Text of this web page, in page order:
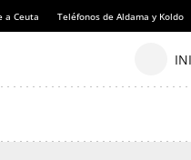
a Ceuta Teléfonos de Aldama y Koldo